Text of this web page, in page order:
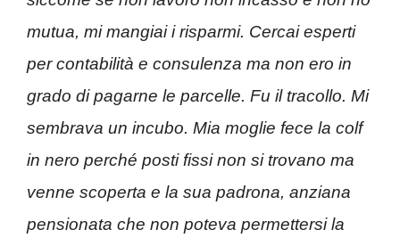
mutua, mi mangiai i risparmi. Cercai esperti
per contabilità e consulenza ma non ero in
grado di pagarne le parcelle. Fu il tracollo. Mi
sembrava un incubo. Mia moglie fece la colf
in nero perché posti fissi non si trovano ma
venne scoperta e la sua padrona, anziana
pensionata che non poteva permettersi la